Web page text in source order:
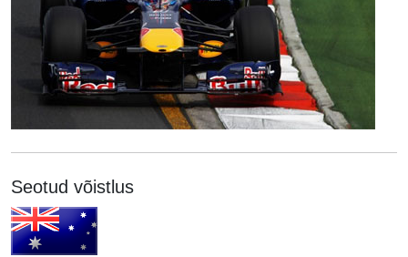
Seotud võistlus